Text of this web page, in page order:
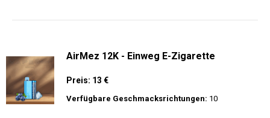
AirMez 12K - Einweg E-Zigarette
Preis: 13 €
Verfügbare Geschmacksrichtungen: 10